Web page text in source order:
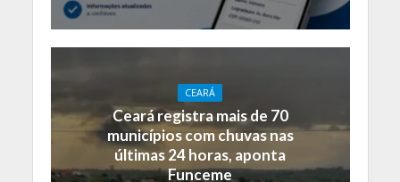
CEARÁ
Ceará registra mais de 70
municípios com chuvas nas
últimas 24 horas, aponta
Funceme